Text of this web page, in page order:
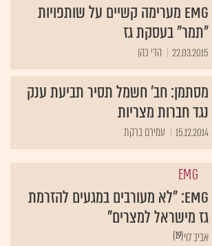
EMG מערימה קשיים על שותפויות
"תמר" בעסקת גז
22.03.2015 הדי כהן
מסתמן: חב' חשמל תסיר תביעת ענק
נגד חברות מצריות
15.12.2014 עמירם ברקת
EMG
EMG: "לא מעורבים במגעים להזרמת
גז מישראל למצרים"
{19}אביב לוי